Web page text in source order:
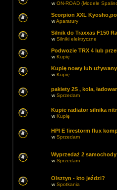
wON-ROAD (Modele
Scorpion XXL
wAparatury
Silnik do Traxxas F150
wSilniki elektryczne
Podwozie TRX 4 lub
wKupię
Kupię nowy lub
wKupię
pakiety 2S , koła,
wSprzedam
Kupie radiator silnika
wKupię
HPI E firestorm flux
wSprzedam
Wyprzedaż 2
wSprzedam
Olsztyn - kto jeździ?
wSpotkania